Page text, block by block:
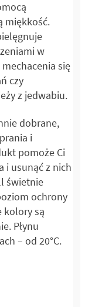
miękkość.
w
się
czy
z jedwabiu.
dobrane,
i
pomoże Ci
i usunąć z nich
świetnie
ochrony
kolory są
Płynu
– od 20°C.